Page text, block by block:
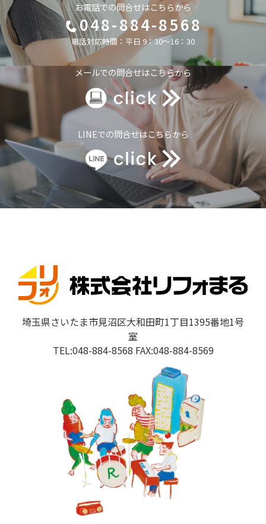
お電話での問合せはこちらから
048-884-8568
電話対応時間：平日 9：30～16：30
メールでの問合せはこちらから
LINEでの問合せはこちらから
埼玉県さいたま市見沼区大和田町1丁目1395番地1号
室
TEL:048-884-8568 FAX:048-884-8569